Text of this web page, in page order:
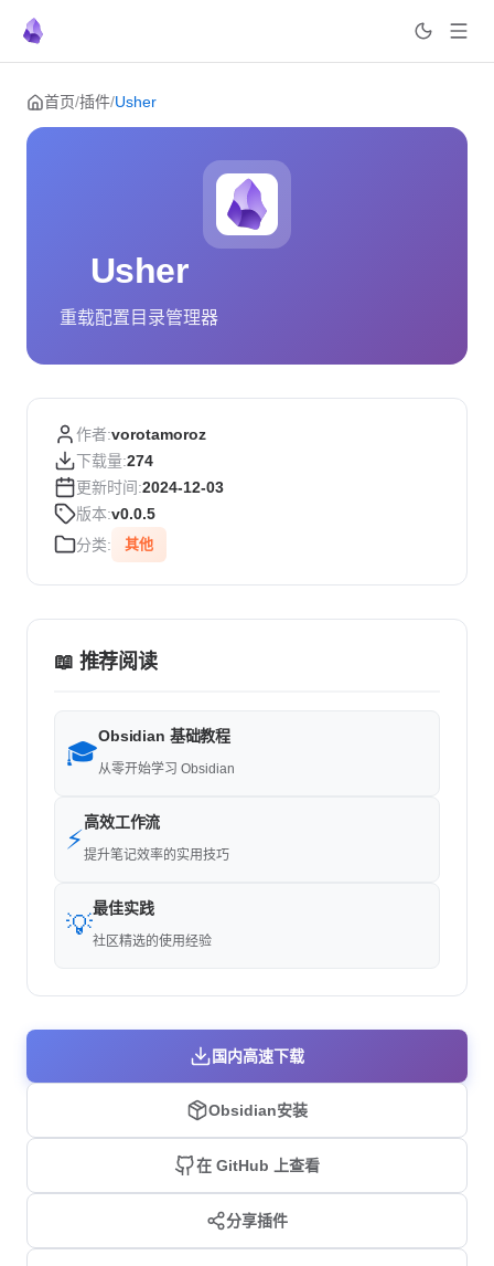
Skip to content
首页/插件/Usher
Usher
重载配置目录管理器
作者:vorotamoroz
下载量:274
更新时间:2024-12-03
版本:v0.0.5
分类:
其他
📖 推荐阅读
🎓
Obsidian 基础教程
从零开始学习 Obsidian
⚡
高效工作流
提升笔记效率的实用技巧
💡
最佳实践
社区精选的使用经验
国内高速下载
Obsidian安装
在 GitHub 上查看
分享插件